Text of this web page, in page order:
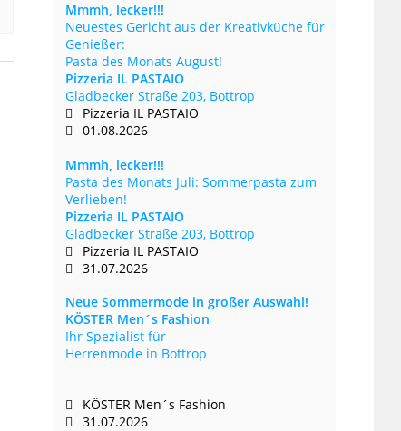
Mmmh, lecker!!!
Neuestes Gericht aus der Kreativküche für
Genießer:
Pasta des Monats August!
Pizzeria IL PASTAIO
Gladbecker Straße 203, Bottrop
Pizzeria IL PASTAIO
01.08.2026
Mmmh, lecker!!!
Pasta des Monats Juli: Sommerpasta zum
Verlieben!
Pizzeria IL PASTAIO
Gladbecker Straße 203, Bottrop
Pizzeria IL PASTAIO
31.07.2026
Neue Sommermode in großer Auswahl!
KÖSTER Men´s Fashion
Ihr Spezialist für
Herrenmode in Bottrop
KÖSTER Men´s Fashion
31.07.2026